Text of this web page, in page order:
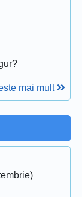
mai mult